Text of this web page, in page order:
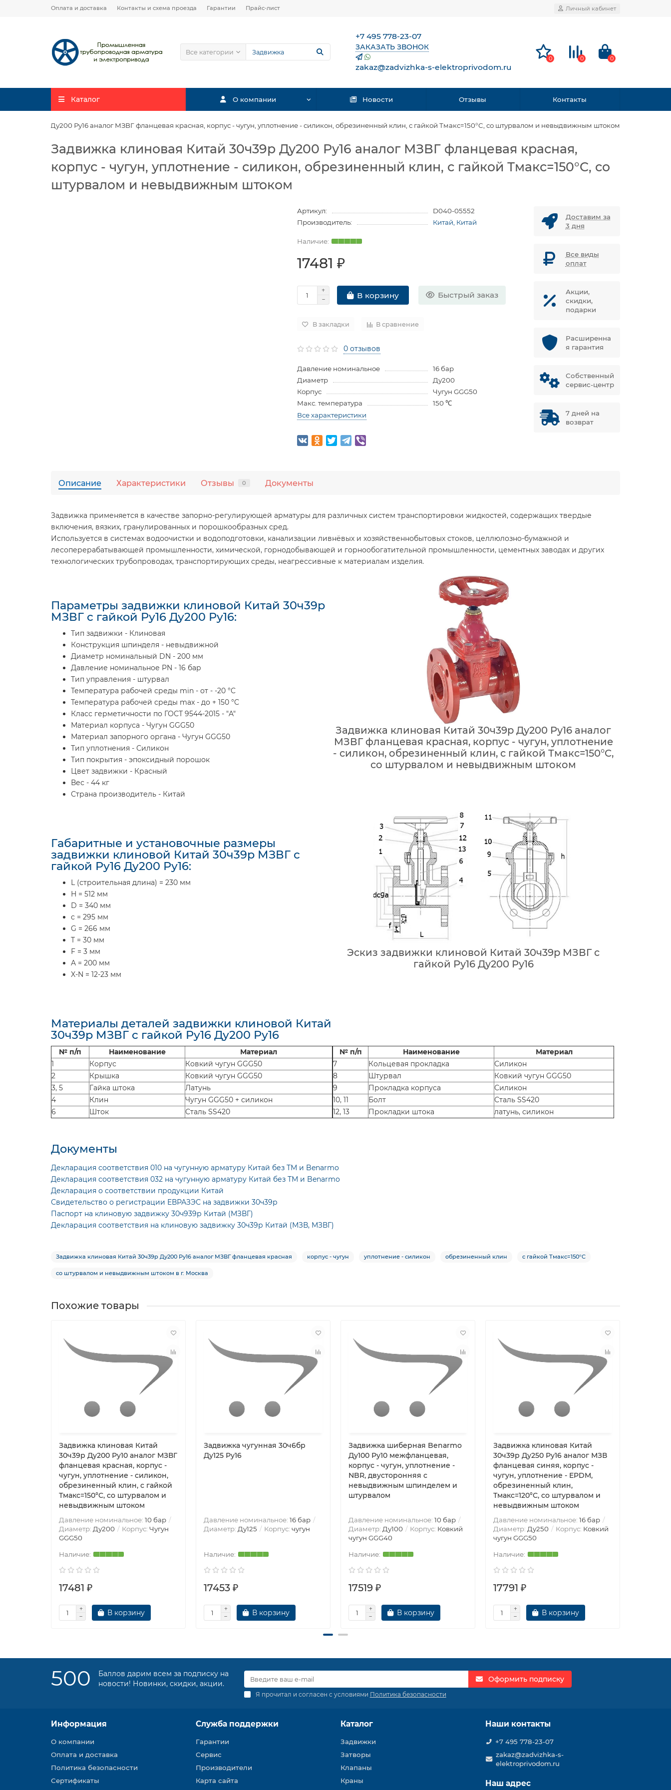
Оплата и доставка Контакты и схема проезда Гарантии Прайс-лист Личный кабинет
Все категории
+7 495 778-23-07
ЗАКАЗАТЬ ЗВОНОК
zakaz@zadvizhka-s-elektroprivodom.ru
0 0 0
Каталог О компании Новости Отзывы Контакты
30ч39р Ду200 Ру16 аналог МЗВГ фланцевая красная, корпус - чугун, уплотнение - силикон, обрезиненный клин, с гайкой Тмакс=150°C, со штурвалом и невыдвижным штоком
Задвижка клиновая Китай 30ч39р Ду200 Ру16 аналог МЗВГ фланцевая красная,
корпус - чугун, уплотнение - силикон, обрезиненный клин, с гайкой Тмакс=150°C, со
штурвалом и невыдвижным штоком
Артикул:
D040-05552
Производитель:
Китай, Китай
17481 ₽
В корзину Быстрый заказ
В закладки В сравнение
0 отзывов
Давление номинальное
16 бар
Диаметр
Ду200
Корпус
Чугун GGG50
Макс. температура
150 ℃
Все характеристики
Доставим за
3 дня
Все виды
оплат
Акции,
скидки,
подарки
Расширенна
я гарантия
Собственный
сервис-центр
7 дней на
возврат
Описание Характеристики Отзывы 0 Документы
Задвижка применяется в качестве запорно-регулирующей арматуры для различных систем транспортировки жидкостей, содержащих твердые
включения, вязких, гранулированных и порошкообразных сред.
Используется в системах водоочистки и водоподготовки, канализации ливнёвых и хозяйственнобытовых стоков, целлюлозно-бумажной и
лесоперерабатывающей промышленности, химической, горнодобывающей и горнообогатительной промышленности, цементных заводах и других
технологических трубопроводах, транспортирующих среды, неагрессивные к материалам изделия.
Параметры задвижки клиновой Китай 30ч39р
МЗВГ с гайкой Ру16 Ду200 Ру16:
Тип задвижки - Клиновая
Конструкция шпинделя - невыдвижной
Диаметр номинальный DN - 200 мм
Давление номинальное PN - 16 бар
Тип управления - штурвал
Температура рабочей среды min - от - -20 °C
Температура рабочей среды max - до + 150 °C
Класс герметичности по ГОСТ 9544-2015 - "A"
Материал корпуса - Чугун GGG50
Материал запорного органа - Чугун GGG50
Тип уплотнения - Силикон
Тип покрытия - эпоксидный порошок
Цвет задвижки - Красный
Вес - 44 кг
Страна производитель - Китай
Задвижка клиновая Китай 30ч39р Ду200 Ру16 аналог
МЗВГ фланцевая красная, корпус - чугун, уплотнение
- силикон, обрезиненный клин, с гайкой Тмакс=150°C,
со штурвалом и невыдвижным штоком
Габаритные и установочные размеры
задвижки клиновой Китай 30ч39р МЗВГ с
гайкой Ру16 Ду200 Ру16:
L (строительная длина) = 230 мм
H = 512 мм
D = 340 мм
c = 295 мм
G = 266 мм
T = 30 мм
F = 3 мм
A = 200 мм
X-N = 12-23 мм
Эскиз задвижки клиновой Китай 30ч39р МЗВГ с
гайкой Ру16 Ду200 Ру16
Материалы деталей задвижки клиновой Китай
30ч39р МЗВГ с гайкой Ру16 Ду200 Ру16
№ п/п Наименование
Материал
1
Корпус
Ковкий чугун GGG50
2
Крышка
Ковкий чугун GGG50
3, 5
Гайка штока
Латунь
4
Клин
Чугун GGG50 + силикон
6
Шток Сталь SS420
№ п/п Наименование
Материал
7
Кольцевая прокладка
Силикон
8
Штурвал
Ковкий чугун GGG50
9
Прокладка корпуса
Силикон
10, 11
Болт
Сталь SS420
12, 13
Прокладки штока латунь, силикон
Документы
Декларация соответствия 010 на чугунную арматуру Китай без ТМ и Benarmo
Декларация соответствия 032 на чугунную арматуру Китай без ТМ и Benarmo
Декларация о соответствии продукции Китай
Свидетельство о регистрации ЕВРАЗЭС на задвижки 30ч39р
Паспорт на клиновую задвижку 30ч939р Китай (МЗВГ)
Декларация соответствия на клиновую задвижку 30ч39р Китай (МЗВ, МЗВГ)
Задвижка клиновая Китай 30ч39р Ду200 Ру16 аналог МЗВГ фланцевая красная корпус - чугун уплотнение - силикон обрезиненный клин с гайкой Тмакс=150°C
со штурвалом и невыдвижным штоком в г. Москва
Похожие товары
Задвижка клиновая Китай
30ч39р Ду200 Ру10 аналог МЗВГ
фланцевая красная, корпус -
чугун, уплотнение - силикон,
обрезиненный клин, с гайкой
Тмакс=150°C, со штурвалом и
невыдвижным штоком
Давление номинальное: 10 бар
Диаметр: Ду200 Корпус: Чугун
GGG50
17481 ₽
В корзину
Задвижка чугунная 30ч6бр
Ду125 Ру16
Давление номинальное: 16 бар
Диаметр: Ду125 Корпус: чугун
17453 ₽
В корзину
Задвижка шиберная Benarmo
Ду100 Ру10 межфланцевая,
корпус - чугун, уплотнение -
NBR, двусторонняя с
невыдвижным шпинделем и
штурвалом
Давление номинальное: 10 бар
Диаметр: Ду100 Корпус: Ковкий
чугун GGG40
17519 ₽
В корзину
Задвижка клиновая Китай
30ч39р Ду250 Ру16 аналог МЗВ
фланцевая синяя, корпус -
чугун, уплотнение - EPDM,
обрезиненный клин,
Тмакс=120°С, со штурвалом и
невыдвижным штоком
Давление номинальное: 16 бар
Диаметр: Ду250 Корпус: Ковкий
чугун GGG50
17791 ₽
В корзину
500
Баллов дарим всем за подписку на
новости! Новинки, скидки, акции.
Оформить подписку
Я прочитал и согласен с условиями Политика безопасности
Информация
О компании
Оплата и доставка
Политика безопасности
Сертификаты
Служба поддержки
Гарантии
Сервис
Производители
Карта сайта
Каталог
Задвижки
Затворы
Клапаны
Краны
Наши контакты
+7 495 778-23-07
zakaz@zadvizhka-s-
elektroprivodom.ru
Наш адрес